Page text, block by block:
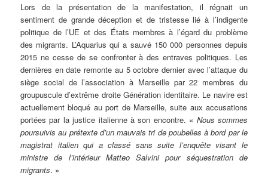
Lors de la présentation de la manifestation, il régnait un
sentiment de grande déception et de tristesse lié à l’indigente
politique de l’UE et des États membres à l’égard du problème
des migrants. L’Aquarius qui a sauvé 150 000 personnes depuis
2015 ne cesse de se confronter à des entraves politiques. Les
dernières en date remonte au 5 octobre dernier avec l’attaque du
siège social de l’association à Marseille par 22 membres du
groupuscule d’extrême droite Génération identitaire. Le navire est
actuellement bloqué au port de Marseille, suite aux accusations
portées par la justice italienne à son encontre. « Nous sommes
poursuivis au prétexte d’un mauvais tri de poubelles à bord par le
magistrat italien qui a classé sans suite l’enquête visant le
ministre de l’intérieur Matteo Salvini pour séquestration de
migrants. »